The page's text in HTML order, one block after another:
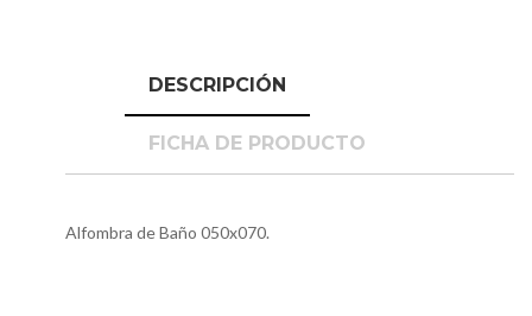
DESCRIPCIÓN
FICHA DE PRODUCTO
Alfombra de Baño 050x070.